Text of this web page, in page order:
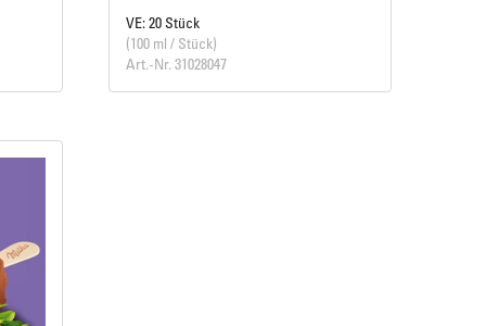
VE: 20 Stück
(100 ml / Stück)
Art.-Nr. 31028047